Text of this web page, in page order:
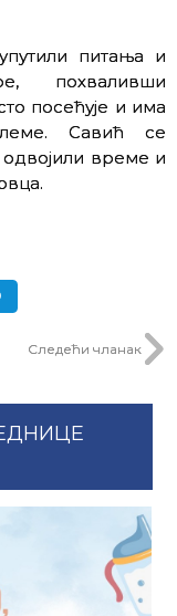
питања и
похваливши
посећује и има
Савић се
време и
Следећи чланак